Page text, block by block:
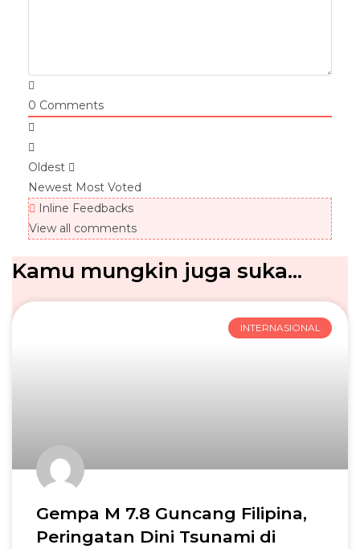
0 Comments
Oldest
Newest Most Voted
Inline Feedbacks
View all comments
Kamu mungkin juga suka...
INTERNASIONAL
Gempa M 7.8 Guncang Filipina,
Peringatan Dini Tsunami di